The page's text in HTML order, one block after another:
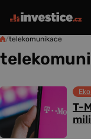
/telekomunikace
T-